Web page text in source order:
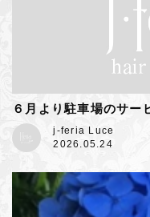
６月より駐車場のサー
j-feria Luce
2026.05.24